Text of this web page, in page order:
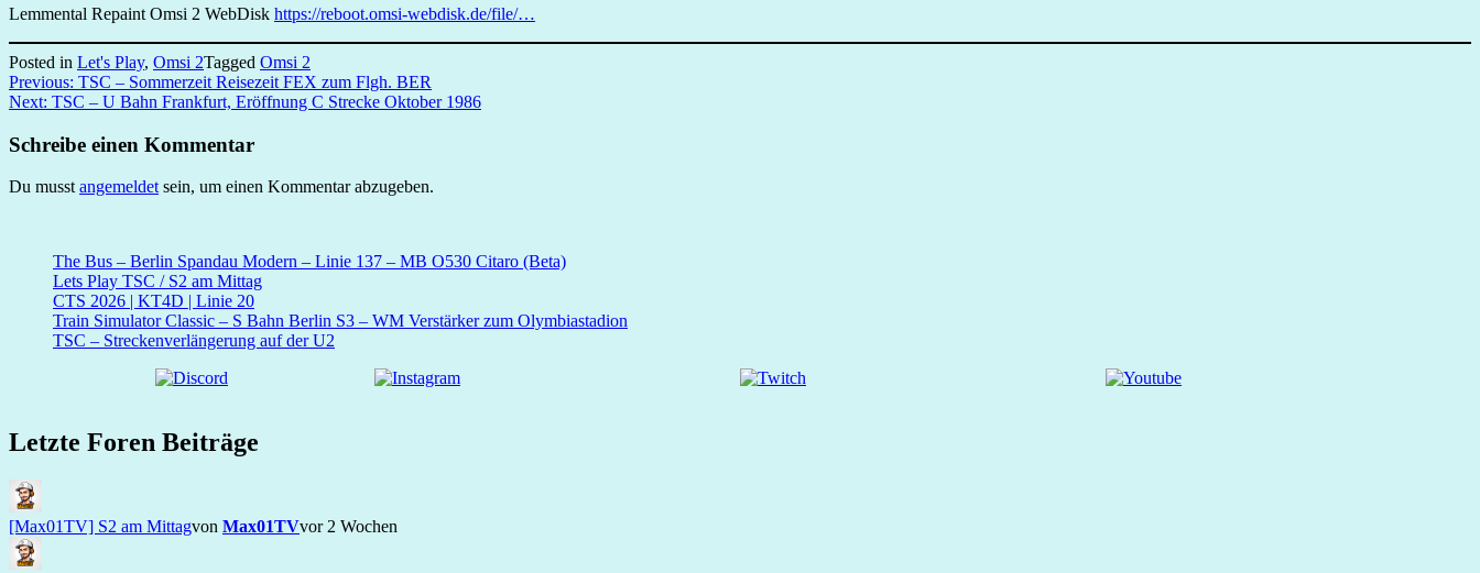
Lemmental Repaint Omsi 2 WebDisk https://reboot.omsi-webdisk.de/file/…
Posted in Let's Play, Omsi 2Tagged Omsi 2
Beitragsnavigation
Previous: TSC – Sommerzeit Reisezeit FEX zum Flgh. BER
Next: TSC – U Bahn Frankfurt, Eröffnung C Strecke Oktober 1986
Schreibe einen Kommentar
Du musst angemeldet sein, um einen Kommentar abzugeben.
The Bus – Berlin Spandau Modern – Linie 137 – MB O530 Citaro (Beta)
Lets Play TSC / S2 am Mittag
CTS 2026 | KT4D | Linie 20
Train Simulator Classic – S Bahn Berlin S3 – WM Verstärker zum Olymbiastadion
TSC – Streckenverlängerung auf der U2
Letzte Foren Beiträge
[Max01TV] S2 am Mittagvon Max01TVvor 2 Wochen